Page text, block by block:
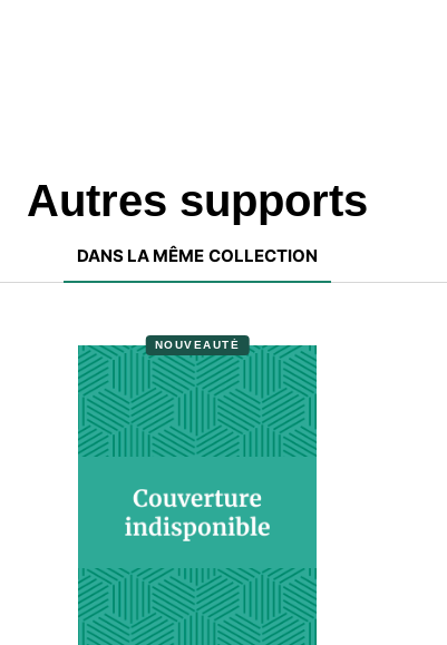
Autres supports
DANS LA MÊME COLLECTION
NOUVEAUTÉ